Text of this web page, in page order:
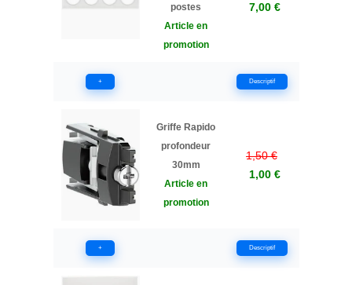
postes
Article en
promotion
7,00 €
+ Descriptif
Griffe Rapido
profondeur
30mm
Article en
promotion
1,50 €
1,00 €
+ Descriptif